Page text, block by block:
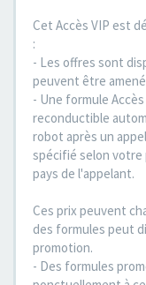
Cet Accès VIP est
:
- Les offres sont
peuvent être
- Une formule
reconductible
robot après un
spécifié selon votre
pays de l'appelant.
Ces prix peuvent
des formules peut
promotion.
- Des formules